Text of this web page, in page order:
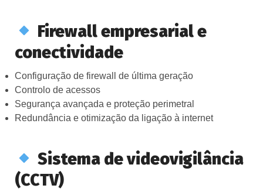
Firewall empresarial e
conectividade
Configuração de firewall de última geração
Controlo de acessos
Segurança avançada e proteção perimetral
Redundância e otimização da ligação à internet
Sistema de videovigilância
(CCTV)